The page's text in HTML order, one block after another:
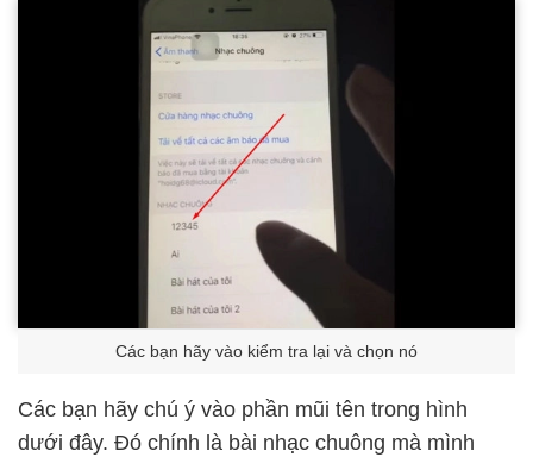
Các bạn hãy vào kiểm tra lại và chọn nó
Các bạn hãy chú ý vào phần mũi tên trong hình
dưới đây. Đó chính là bài nhạc chuông mà mình